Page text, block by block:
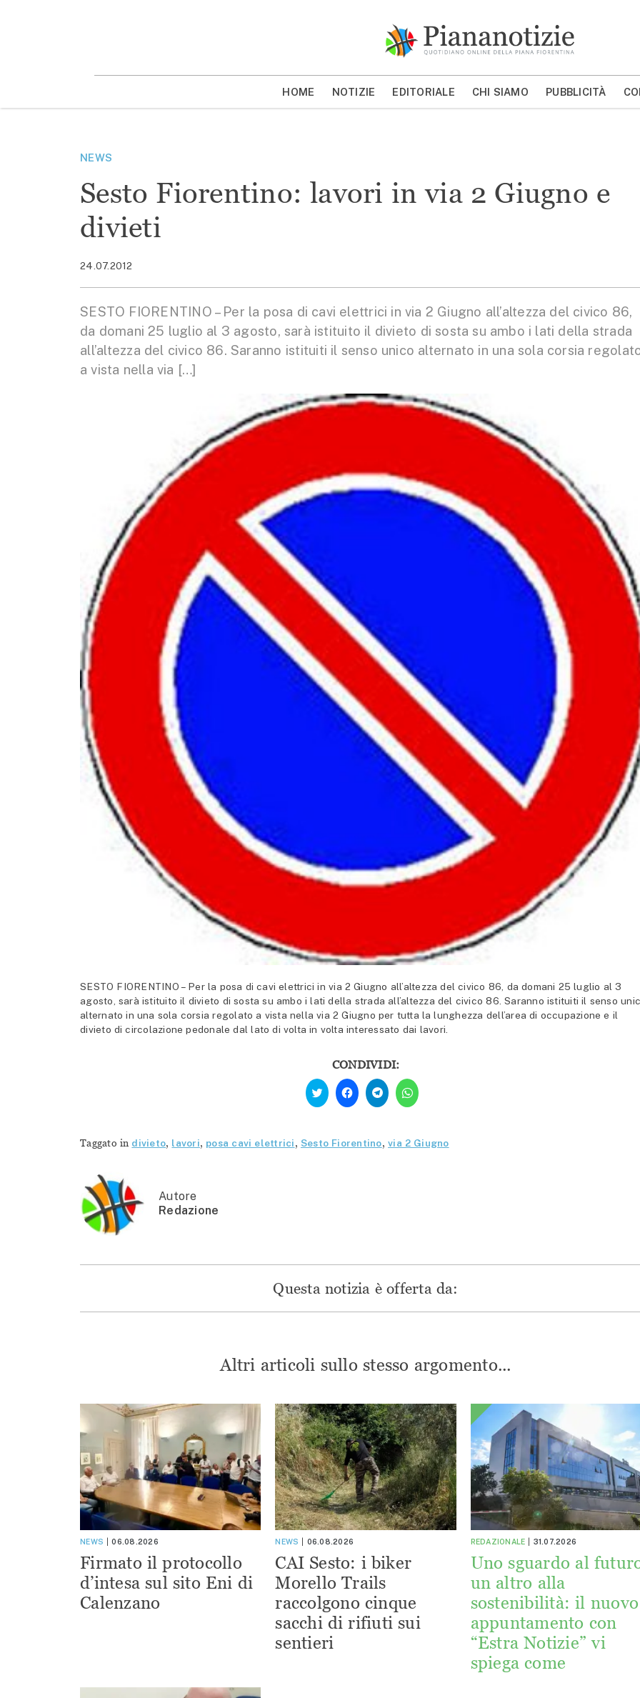
MOSTRA/NASCONDI CERCA
HOME NOTIZIE EDITORIALE CHI SIAMO PUBBLICITÀ
NEWS
Sesto Fiorentino: lavori in via 2 Giugno e
divieti
24.07.2012
SESTO FIORENTINO – Per la posa di cavi elettrici in via 2 Giugno all’altezza del civico 86,
da domani 25 luglio al 3 agosto, sarà istituito il divieto di sosta su ambo i lati della strada
all’altezza del civico 86. Saranno istituiti il senso unico alternato in una sola corsia
a vista nella via […]
SESTO FIORENTINO – Per la posa di cavi elettrici in via 2 Giugno all’altezza del civico 86, da domani 25 luglio al 3
agosto, sarà istituito il divieto di sosta su ambo i lati della strada all’altezza del civico 86. Saranno istituiti il senso
alternato in una sola corsia regolato a vista nella via 2 Giugno per tutta la lunghezza dell’area di occupazione e il
divieto di circolazione pedonale dal lato di volta in volta interessato dai lavori.
CONDIVIDI:
Fai
clic
qui
Twitter
(Si
Fai
clic
per
condividere
(Si
apre
Fai
clic
per
condividere
(Si
apre
Fai
clic
per
(Si
apre
Taggato in divieto, lavori, posa cavi elettrici, Sesto Fiorentino,via 2 Giugno
Autore
Redazione
Questa notizia è offerta da:
Altri articoli sullo stesso argomento...
NEWS 06.08.2026
Firmato il protocollo
d’intesa sul sito Eni di
Calenzano
NEWS 06.08.2026
CAI Sesto: i biker
Morello Trails
raccolgono cinque
sacchi di rifiuti sui
sentieri
REDAZIONALE 31.07.2026
Uno sguardo al
un altro alla
sostenibilità: il nuovo
appuntamento con
“Estra Notizie” vi
spiega come